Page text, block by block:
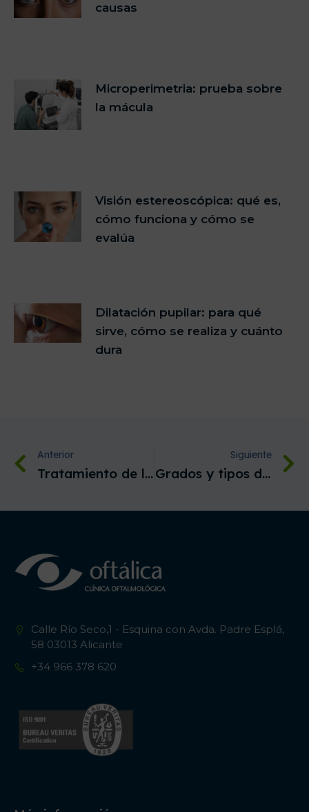
causas
Microperimetria: prueba sobre
la mácula
Visión estereoscópica: qué es,
cómo funciona y cómo se
evalúa
Dilatación pupilar: para qué
sirve, cómo se realiza y cuánto
dura
Anterior
Tratamiento de la presbicia
Siguiente
Grados y tipos de miopia
Calle Río Seco,1 - Esquina con Avda. Padre Esplá,
58 03013 Alicante
+34 966 378 620